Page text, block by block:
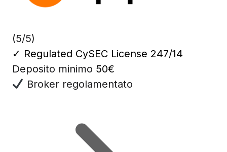
(5/5)
✓ Regulated CySEC License 247/14
Deposito minimo 50€
Broker regolamentato